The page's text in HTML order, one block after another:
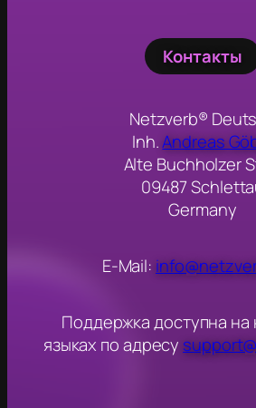
Контакты
Netzverb®
Inh.Andreas
Alte Buchholzer
09487
Germany
E-Mail:
Поддержка доступна на
языках по адресу